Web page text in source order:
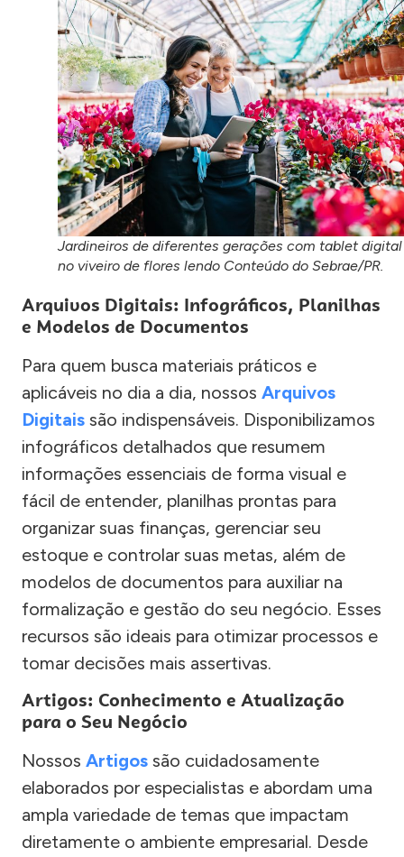
Jardineiros de diferentes gerações com tablet digital
no viveiro de flores lendo Conteúdo do Sebrae/PR.
Arquivos Digitais: Infográficos, Planilhas
e Modelos de Documentos
Para quem busca materiais práticos e
aplicáveis no dia a dia, nossos Arquivos
Digitais são indispensáveis. Disponibilizamos
infográficos detalhados que resumem
informações essenciais de forma visual e
fácil de entender, planilhas prontas para
organizar suas finanças, gerenciar seu
estoque e controlar suas metas, além de
modelos de documentos para auxiliar na
formalização e gestão do seu negócio. Esses
recursos são ideais para otimizar processos e
tomar decisões mais assertivas.
Artigos: Conhecimento e Atualização
para o Seu Negócio
Nossos Artigos são cuidadosamente
elaborados por especialistas e abordam uma
ampla variedade de temas que impactam
diretamente o ambiente empresarial. Desde